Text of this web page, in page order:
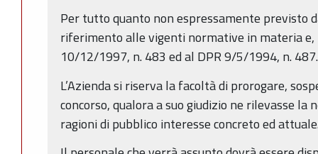
Per tutto quanto non espressamente previsto
riferimento alle vigenti normative in materia e,
10/12/1997, n. 483 ed al DPR 9/5/1994, n. 487.
L’Azienda si riserva la facoltà di prorogare,
concorso, qualora a suo giudizio ne rilevasse la
ragioni di pubblico interesse concreto ed